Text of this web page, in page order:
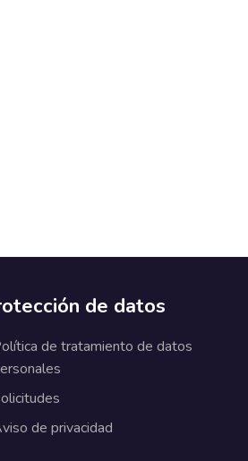
de datos
de tratamiento de datos
de privacidad